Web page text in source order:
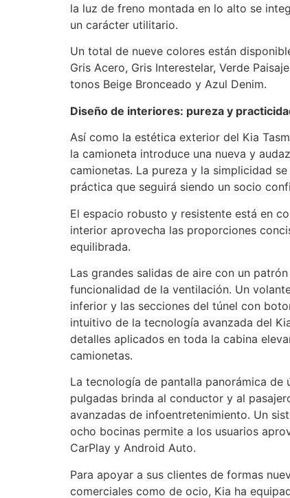
la luz de freno montada en lo alto se
un carácter utilitario.
Un total de nueve colores están
Gris Acero, Gris Interestelar, Verde
tonos Beige Bronceado y Azul Denim.
Diseño de interiores: pureza y
Así como la estética exterior del Kia
la camioneta introduce una nueva y
camionetas. La pureza y la simplicidad
práctica que seguirá siendo un socio
El espacio robusto y resistente está en
interior aprovecha las proporciones
equilibrada.
Las grandes salidas de aire con un
funcionalidad de la ventilación. Un
inferior y las secciones del túnel con
intuitivo de la tecnología avanzada del
detalles aplicados en toda la cabina
camionetas.
La tecnología de pantalla panorámica de
pulgadas brinda al conductor y al
avanzadas de infoentretenimiento. Un
ocho bocinas permite a los usuarios
CarPlay y Android Auto.
Para apoyar a sus clientes de formas
comerciales como de ocio, Kia ha